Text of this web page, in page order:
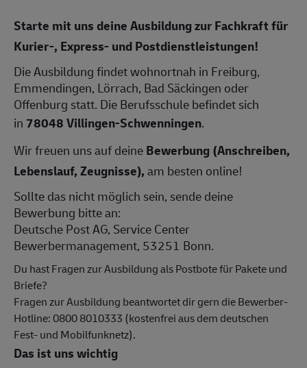
Starte mit uns deine Ausbildung zur Fachkraft für
Kurier-, Express- und Postdienstleistungen!
Die Ausbildung findet wohnortnah in Freiburg,
Emmendingen, Lörrach, Bad Säckingen oder
Offenburg statt. Die Berufsschule befindet sich
in 78048 Villingen-Schwenningen.
Wir freuen uns auf deineBewerbung (Anschreiben,
Lebenslauf, Zeugnisse),am besten online!
Sollte das nicht möglich sein, sende deine
Bewerbung bitte an:
Deutsche Post AG, Service Center
Bewerbermanagement, 53251 Bonn.
Du hast Fragen zur Ausbildung als Postbote für Pakete und
Briefe?
Fragen zur Ausbildung beantwortet dir gern die Bewerber-
Hotline: 0800 8010333 (kostenfrei aus dem deutschen
Fest- und Mobilfunknetz).
Das ist uns wichtig